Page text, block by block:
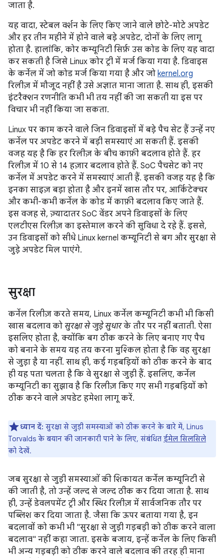
जाता है.
यह वादा, स्टेबल वर्शन के लिए किए जाने वाले छोटे-मोटे अपडेट
और हर तीन महीने में होने वाले बड़े अपडेट, दोनों के लिए लागू
होता है. हालांकि, कोर कम्यूनिटी सिर्फ़ उस कोड के लिए यह वादा
कर सकती है जिसे Linux कोर ट्री में मर्ज किया गया है. डिवाइस
के कर्नेल में जो कोड मर्ज किया गया है और जो kernel.org
रिलीज़ में मौजूद नहीं है उसे अज्ञात माना जाता है. साथ ही, इसकी
इंटरैक्शन रणनीति कभी भी तय नहीं की जा सकती या इस पर
विचार भी नहीं किया जा सकता.
Linux पर काम करने वाले जिन डिवाइसों में बड़े पैच सेट हैं उन्हें नए
कर्नेल पर अपडेट करने में बड़ी समस्याएं आ सकती हैं. इसकी
वजह यह है कि हर रिलीज़ के बीच काफ़ी बदलाव होते हैं. हर
रिलीज़ में 10 से 14 हज़ार बदलाव होते हैं. SoC पैचसेट को नए
कर्नेल में अपडेट करने में समस्याएं आती हैं. इसकी वजह यह है कि
इनका साइज़ बड़ा होता है और इनमें खास तौर पर, आर्किटेक्चर
और कभी-कभी कर्नेल के कोड में काफ़ी बदलाव किए जाते हैं.
इस वजह से, ज़्यादातर SoC वेंडर अपने डिवाइसों के लिए
एलटीएस रिलीज़ का इस्तेमाल करने की सुविधा दे रहे हैं. इससे,
उन डिवाइसों को सीधे Linux kernel कम्यूनिटी से बग और सुरक्षा से
जुड़े अपडेट मिल पाएंगे.
सुरक्षा
कर्नेल रिलीज़ करते समय, Linux कर्नेल कम्यूनिटी कभी भी किसी
खास बदलाव को सुरक्षा से जुड़े सुधारके तौर पर नहीं बताती. ऐसा
इसलिए होता है, क्योंकि बग ठीक करने के लिए बनाए गए पैच
को बनाने के समय यह तय करना मुश्किल होता है कि वह सुरक्षा
से जुड़ा है या नहीं. साथ ही, कई गड़बड़ियों को ठीक करने के बाद
ही यह पता चलता है कि वे सुरक्षा से जुड़ी हैं. इसलिए, कर्नेल
कम्यूनिटी का सुझाव है कि रिलीज़ किए गए सभी गड़बड़ियों को
ठीक करने वाले अपडेट हमेशा लागू करें.
ध्यान दें: सुरक्षा से जुड़ी समस्याओं को ठीक करने के बारे में, Linus
Torvalds के बयान की जानकारी पाने के लिए, संबंधित ईमेल सिलसिले
को देखें.
जब सुरक्षा से जुड़ी समस्याओं की शिकायत कर्नेल कम्यूनिटी से
की जाती है, तो उन्हें जल्द से जल्द ठीक कर दिया जाता है. साथ
ही, उन्हें डेवलपमेंट ट्री और स्थिर रिलीज़ में सार्वजनिक तौर पर
पब्लिश कर दिया जाता है. जैसा कि ऊपर बताया गया है, इन
बदलावों को कभी भी "सुरक्षा से जुड़ी गड़बड़ी को ठीक करने वाला
बदलाव" नहीं कहा जाता. इसके बजाय, इन्हें कर्नेल के लिए किसी
भी अन्य गड़बड़ी को ठीक करने वाले बदलाव की तरह ही माना